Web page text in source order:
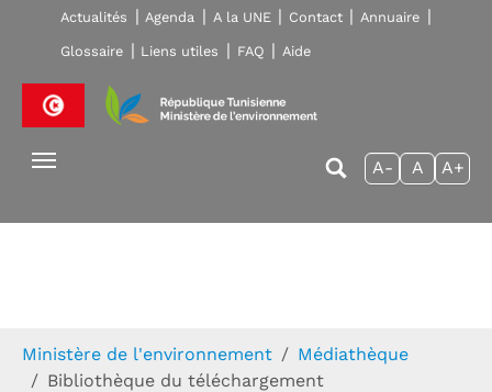
Skip to main navigation
Aller au contenu principal
Skip to page footer
Actualités Agenda A la UNE Contact Annuaire
Glossaire Liens utiles FAQ Aide
A- A A+
Ministère de l'environnement
Médiathèque
Bibliothèque du téléchargement